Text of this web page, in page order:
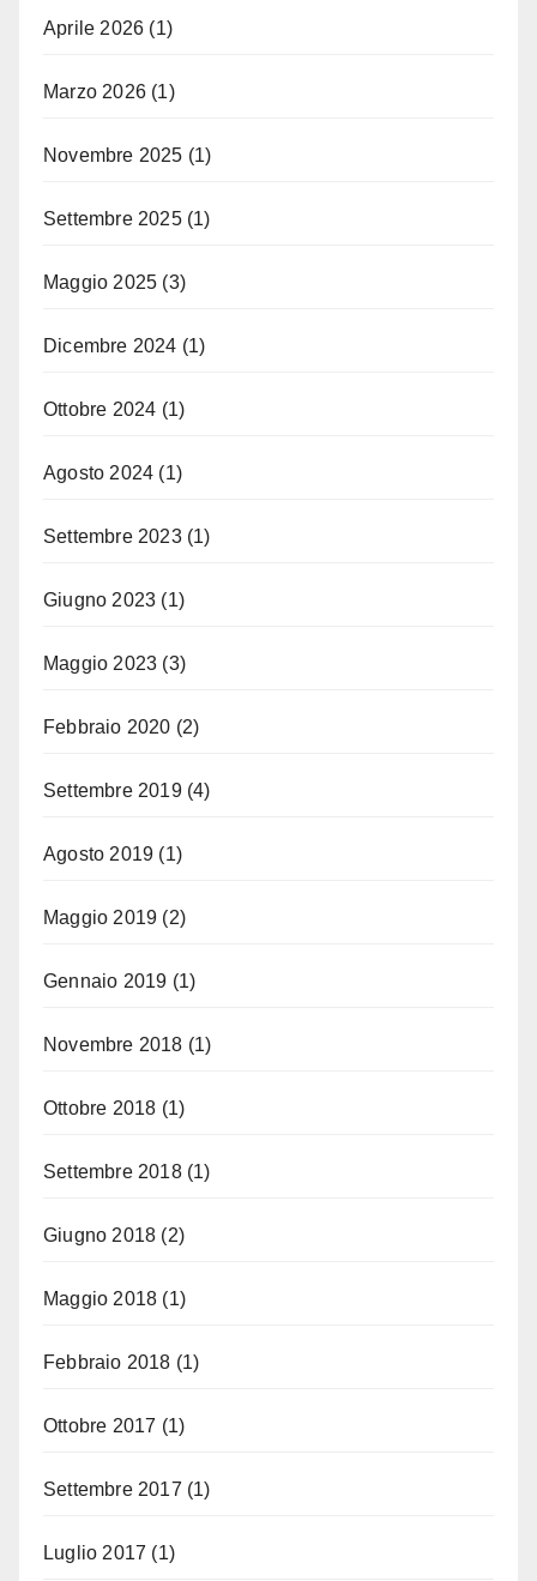
Aprile 2026 (1)
Marzo 2026 (1)
Novembre 2025 (1)
Settembre 2025(1)
Maggio 2025 (3)
Dicembre 2024 (1)
Ottobre 2024 (1)
Agosto 2024 (1)
Settembre 2023(1)
Giugno 2023 (1)
Maggio 2023 (3)
Febbraio 2020 (2)
Settembre 2019(4)
Agosto 2019 (1)
Maggio 2019 (2)
Gennaio 2019 (1)
Novembre 2018 (1)
Ottobre 2018 (1)
Settembre 2018(1)
Giugno 2018 (2)
Maggio 2018 (1)
Febbraio 2018 (1)
Ottobre 2017 (1)
Settembre 2017 (1)
Luglio 2017 (1)